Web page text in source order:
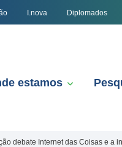
I.nova Diplomados
estamos
debate Internet das Coisas e a